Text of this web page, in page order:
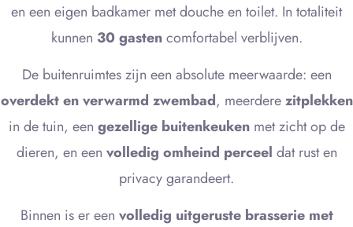
en een eigen badkamer met douche en toilet. In totaliteit
kunnen 30 gastencomfortabel verblijven.
De buitenruimtes zijn een absolute meerwaarde: een
overdekt en verwarmd zwembad, meerderezitplekken
in de tuin, een gezellige buitenkeukenmet zicht op de
dieren, en een volledig omheind perceel dat rust en
privacy garandeert.
Binnen is er een volledig uitgeruste brasserie met